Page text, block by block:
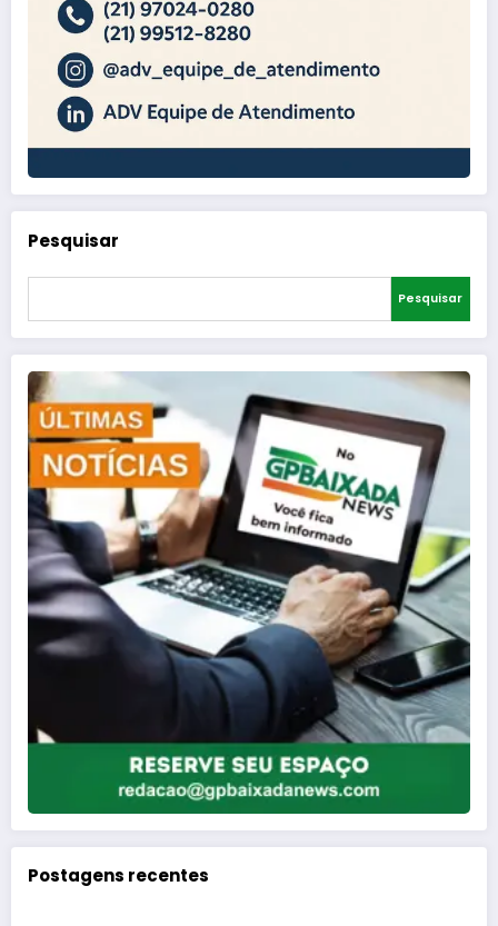
Pesquisar
Pesquisar
Postagens recentes